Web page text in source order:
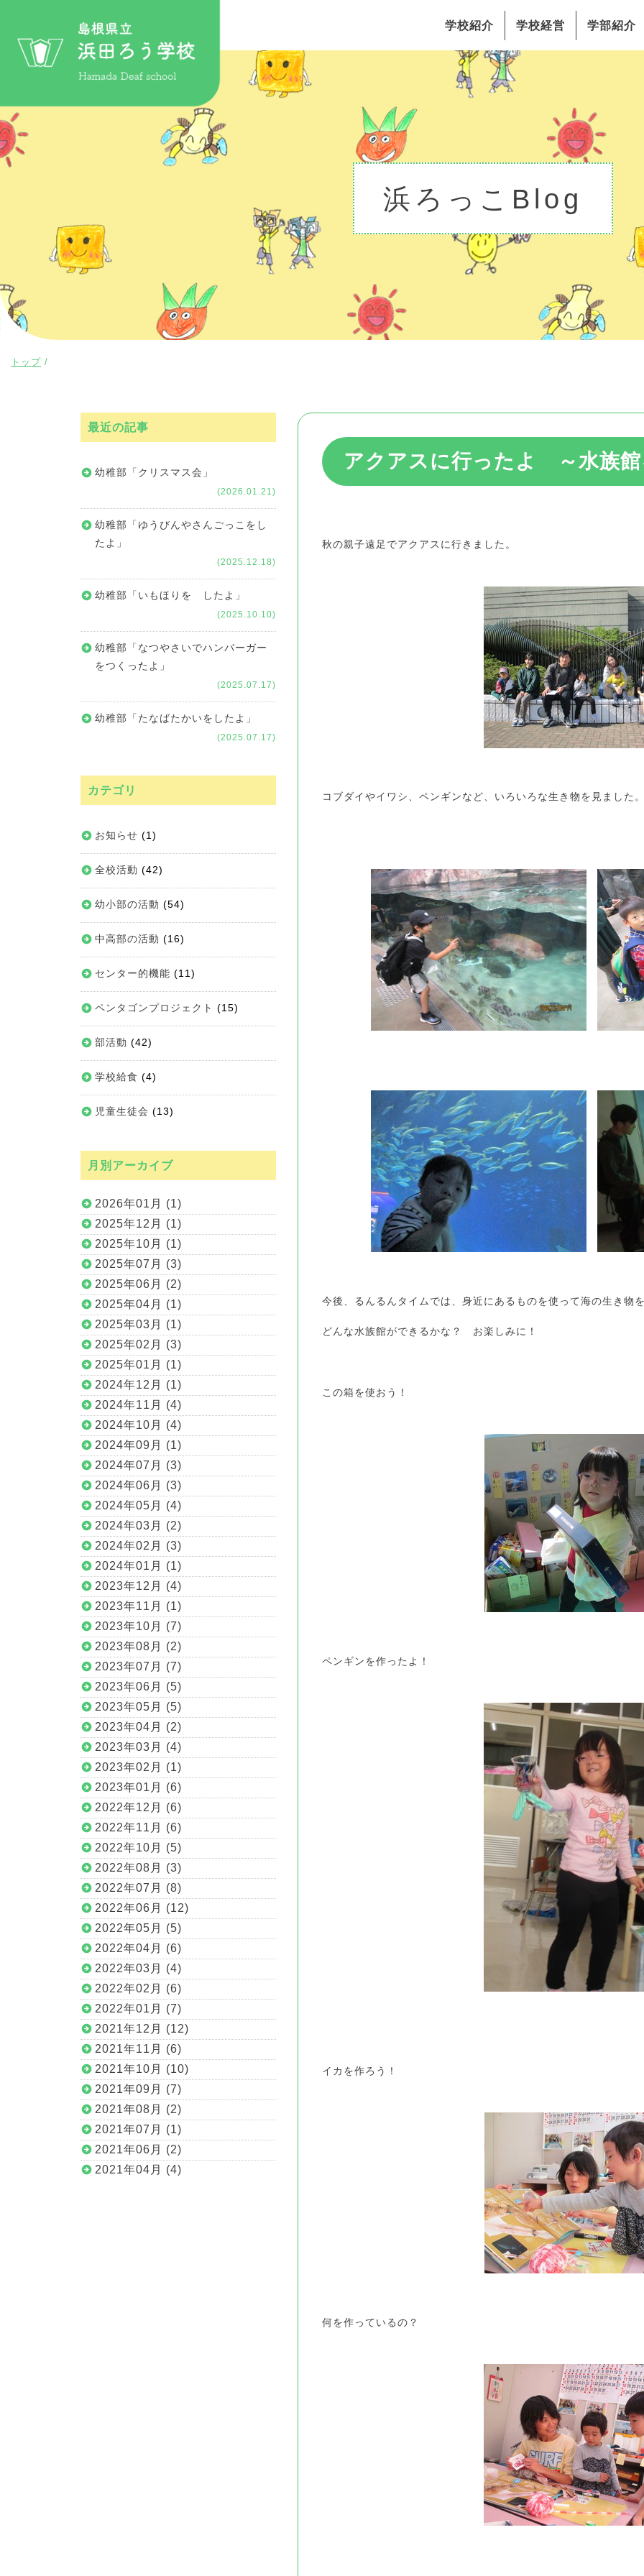
学校紹介
学校経営 学部紹介
浜ろっこBlog
現
トップ /
アクアスに行ったよ ～水族館
秋の親子遠足でアクアスに行きました。
コブダイやイワシ、ペンギンなど、いろいろな生き物を見ました
今後、るんるんタイムでは、身近にあるものを使って海の生き物
どんな水族館ができるかな？ お楽しみに！
この箱を使おう！
ペンギンを作ったよ！
イカを作ろう！
何を作っているの？
最近の記事
幼稚部「クリスマス会」
(2026.01.21)
幼稚部「ゆうびんやさんごっこをし
たよ」
(2025.12.18)
幼稚部「いもほりを したよ」
(2025.10.10)
幼稚部「なつやさいでハンバーガー
をつくったよ」
(2025.07.17)
幼稚部「たなばたかいをしたよ」
(2025.07.17)
カテゴリ
お知らせ (1)
全校活動 (42)
幼小部の活動 (54)
中高部の活動 (16)
センター的機能 (11)
ペンタゴンプロジェクト (15)
部活動 (42)
学校給食 (4)
児童生徒会 (13)
月別アーカイブ
2026年01月 (1)
2025年12月 (1)
2025年10月 (1)
2025年07月 (3)
2025年06月 (2)
2025年04月 (1)
2025年03月 (1)
2025年02月 (3)
2025年01月 (1)
2024年12月 (1)
2024年11月 (4)
2024年10月 (4)
2024年09月 (1)
2024年07月 (3)
2024年06月 (3)
2024年05月 (4)
2024年03月 (2)
2024年02月 (3)
2024年01月 (1)
2023年12月 (4)
2023年11月 (1)
2023年10月 (7)
2023年08月 (2)
2023年07月 (7)
2023年06月 (5)
2023年05月 (5)
2023年04月 (2)
2023年03月 (4)
2023年02月 (1)
2023年01月 (6)
2022年12月 (6)
2022年11月 (6)
2022年10月 (5)
2022年08月 (3)
2022年07月 (8)
2022年06月 (12)
2022年05月 (5)
2022年04月 (6)
2022年03月 (4)
2022年02月 (6)
2022年01月 (7)
2021年12月 (12)
2021年11月 (6)
2021年10月 (10)
2021年09月 (7)
2021年08月 (2)
2021年07月 (1)
2021年06月 (2)
2021年04月 (4)